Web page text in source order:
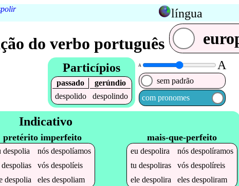
língua
do verbo português
Particípios
passado
gerúndio
despolido
despolindo
A A
sem padrão
com pronomes
Indicativo
pretérito imperfeito
despolia nós despolíamos
despolias vós despolíeis
despolia eles despoliam
mais-que-perfeito
eudespolira nósdespolíramos
tudespoliras vósdespolíreis
eledespolira elesdespoliram